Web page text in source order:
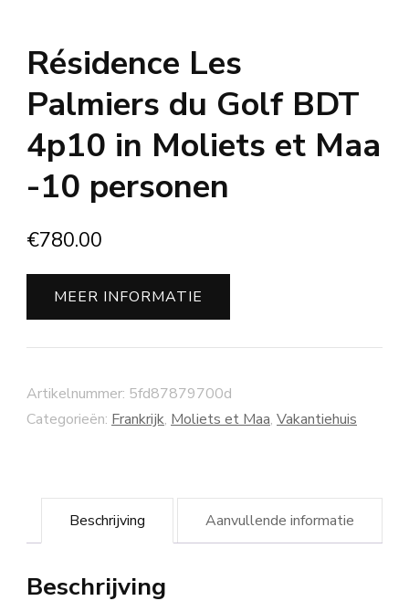
Résidence Les
Palmiers du Golf BDT
4p10 in Moliets et Maa
-10 personen
€780.00
MEER INFORMATIE
Artikelnummer: 5fd87879700d
Categorieën: Frankrijk, Moliets et Maa, Vakantiehuis
Beschrijving Aanvullende informatie
Beschrijving